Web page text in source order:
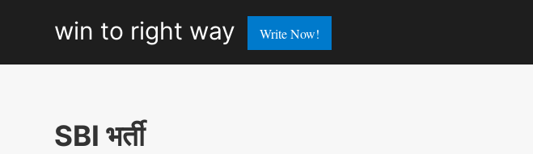
win
to
win to right way Write Now!
SBI भर्ती